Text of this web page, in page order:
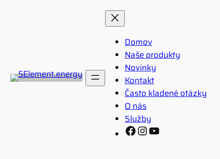
Domov
Naše produkty
Novinky
Kontakt
Často kladené otázky
O nás
Služby
Facebook
Instagram
YouTube